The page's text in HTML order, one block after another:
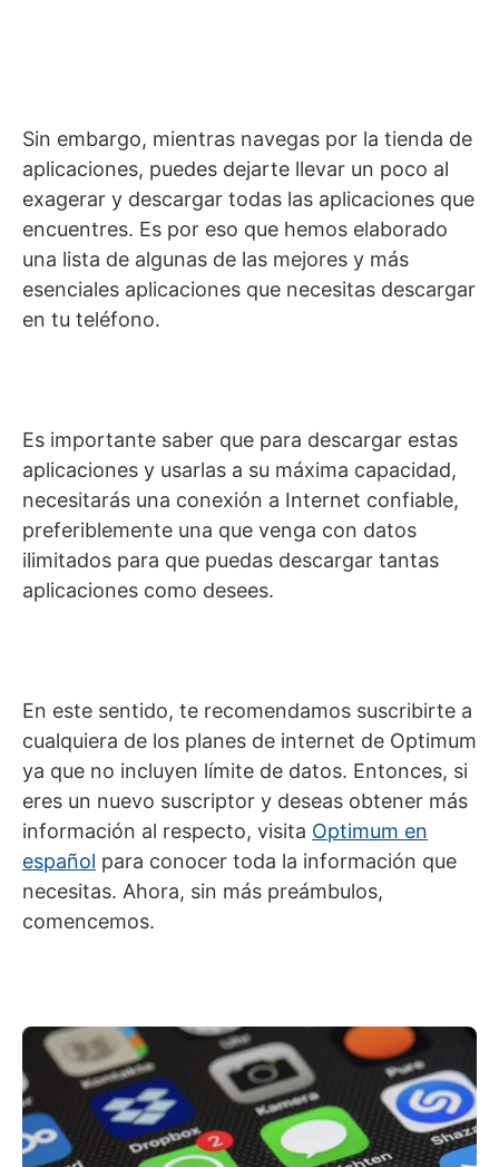
Sin embargo, mientras navegas por la tienda de
aplicaciones, puedes dejarte llevar un poco al
exagerar y descargar todas las aplicaciones que
encuentres. Es por eso que hemos elaborado
una lista de algunas de las mejores y más
esenciales aplicaciones que necesitas descargar
en tu teléfono.
Es importante saber que para descargar estas
aplicaciones y usarlas a su máxima capacidad,
necesitarás una conexión a Internet confiable,
preferiblemente una que venga con datos
ilimitados para que puedas descargar tantas
aplicaciones como desees.
En este sentido, te recomendamos suscribirte a
cualquiera de los planes de internet de Optimum
ya que no incluyen límite de datos. Entonces, si
eres un nuevo suscriptor y deseas obtener más
información al respecto, visita Optimum en
español para conocer toda la información que
necesitas. Ahora, sin más preámbulos,
comencemos.